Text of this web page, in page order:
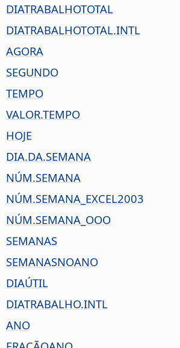
DIATRABALHOTOTAL
DIATRABALHOTOTAL.INTL
AGORA
SEGUNDO
TEMPO
VALOR.TEMPO
HOJE
DIA.DA.SEMANA
NÚM.SEMANA
NÚM.SEMANA_EXCEL2003
NÚM.SEMANA_OOO
SEMANAS
SEMANASNOANO
DIAÚTIL
DIATRABALHO.INTL
ANO